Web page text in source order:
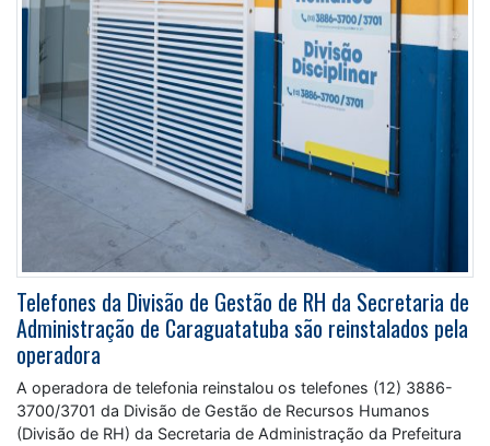
Telefones da Divisão de Gestão de RH da Secretaria de
Administração de Caraguatatuba são reinstalados pela
operadora
A operadora de telefonia reinstalou os telefones (12) 3886-
3700/3701 da Divisão de Gestão de Recursos Humanos
(Divisão de RH) da Secretaria de Administração da Prefeitura